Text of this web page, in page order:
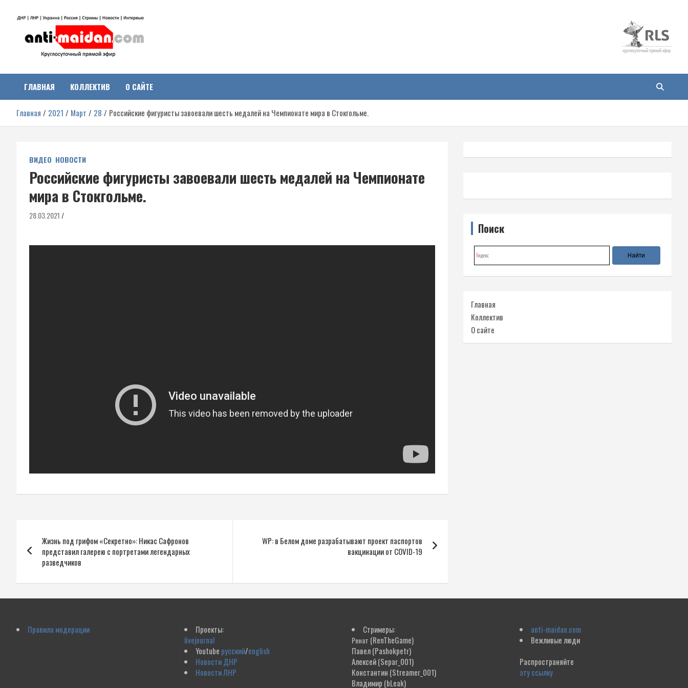
Антимайдан:
Гражданская война на
Украине
о гражданской войне на Украине, включая события в Новороссии,
ДНР, ЛНР и других регионах.
ГЛАВНАЯ КОЛЛЕКТИВ О САЙТЕ
Главная 2021 Март 28 Российские фигуристы завоевали шесть медалей на Чемпионате мира в Стокгольме.
ВИДЕО НОВОСТИ
Российские фигуристы завоевали шесть медалей на Чемпионате
мира в Стокгольме.
28.03.2021
по
записям
Жизнь под грифом «Секретно»: Никас Сафронов
представил галерею с портретами легендарных
разведчиков
WP: в Белом доме разрабатывают проект паспортов
вакцинации от COVID-19
Поиск
Главная
Коллектив
О сайте
Правила модерации
Проекты:
livejournal
Youtube русский/english
Новости ДНР
Новости ЛНР
Стримеры:
Ренат (RenTheGame)
Павел(Pashokpetr)
Алексей(Separ_001)
Константин (Streamer_001)
Владимир (bLeak)
anti-maidan.com
Вежливые люди
Распространяйте
эту ссылку